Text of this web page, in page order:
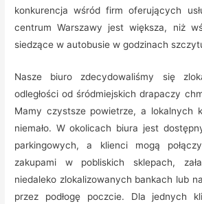
konkurencja wśród firm oferujących
centrum Warszawy jest większa, niż
siedzące w autobusie w godzinach
Nasze biuro zdecydowaliśmy się
odległości od śródmiejskich drapaczy
Mamy czystsze powietrze, a lokalnych
niemało. W okolicach biura jest
parkingowych, a klienci mogą
zakupami w pobliskich sklepach,
niedaleko zlokalizowanych bankach lub
przez podłogę poczcie. Dla jednych